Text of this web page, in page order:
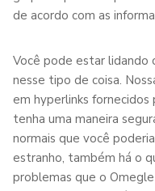
de acordo com as
Você pode estar lidando
nesse tipo de coisa.
em hyperlinks
tenha uma maneira
normais que você
estranho, também há o
problemas que o